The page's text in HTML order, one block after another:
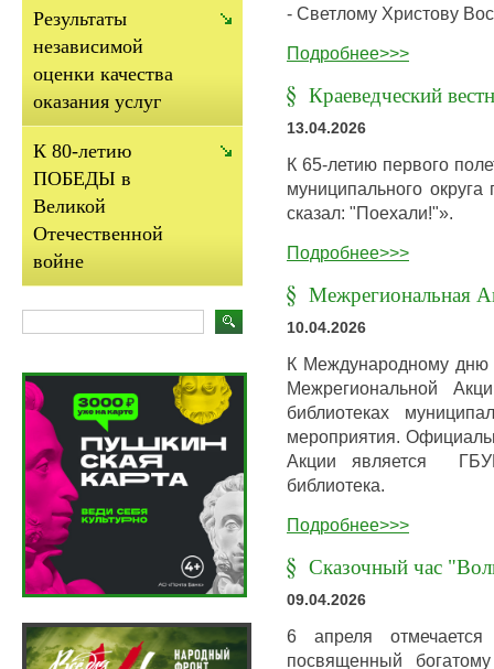
- Светлому Христову
Подробнее>>>
Краеведческий
13.04.2026
К 65-летию первого
муниципального
сказал: "Поехали!"».
Подробнее>>>
Межрегиональная
10.04.2026
К Международному дню
Межрегиональной
библиотеках
мероприятия.
Акции является
библиотека.
Подробнее>>>
Сказочный час
09.04.2026
6 апреля
посвященный
Результаты
независимой
оценки качества
оказания услуг
К 80-летию
ПОБЕДЫ в
Великой
Отечественной
войне